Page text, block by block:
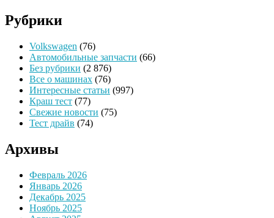
Рубрики
Volkswagen (76)
Автомобильные запчасти (66)
Без рубрики (2 876)
Все о машинах (76)
Интересные статьи (997)
Краш тест (77)
Свежие новости (75)
Тест драйв (74)
Архивы
Февраль 2026
Январь 2026
Декабрь 2025
Ноябрь 2025